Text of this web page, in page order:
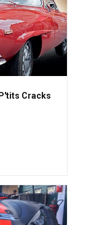
Cracks